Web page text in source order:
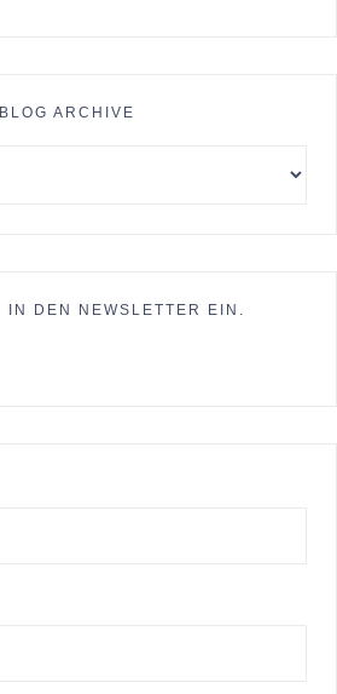
BLOG ARCHIVE
IN DEN NEWSLETTER EIN.